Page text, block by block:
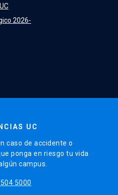
2026-
UC
caso de accidente o
ponga en riesgo tu vida
campus.
5000